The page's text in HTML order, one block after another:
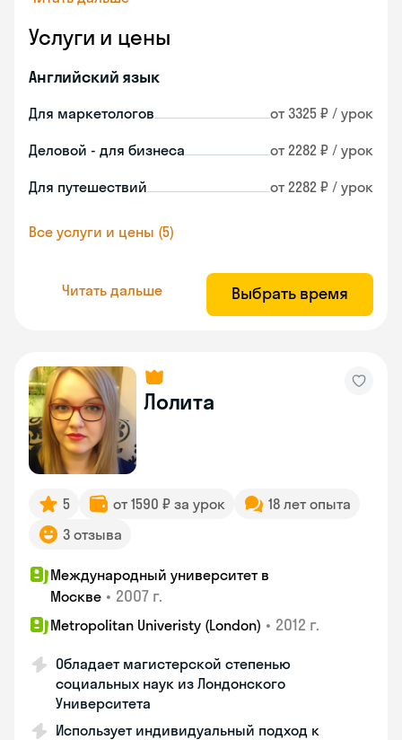
Услуги и цены
Английский язык
Для маркетологов от 3325 ₽ / урок
Деловой - для бизнеса от 2282 ₽ / урок
Для путешествий от 2282 ₽ / урок
Все услуги и цены (5)
Читать дальше Выбрать время
Лолита
5 от 1590 ₽ за урок
18 лет опыта
3 отзыва
Международный университет в
Москве • 2007 г.
Metropolitan Univeristy (London) • 2012 г.
Обладает магистерской степенью
социальных наук из Лондонского
Университета
Использует индивидуальный подход к